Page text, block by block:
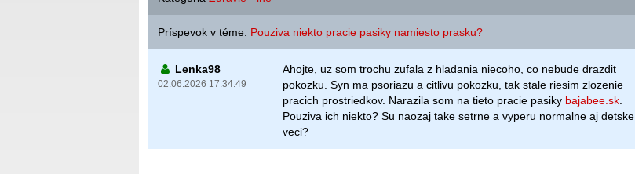
Príspevok v téme: Pouziva niekto pracie pasiky namiesto prasku?
Lenka98
02.06.2026 17:34:49
Ahojte, uz som trochu zufala z hladania niecoho, co nebude drazdit
pokozku. Syn ma psoriazu a citlivu pokozku, tak stale riesim zlozenie
pracich prostriedkov. Narazila som na tieto pracie pasiky bajabee.sk
Pouziva ich niekto? Su naozaj take setrne a vyperu normalne aj detske
veci?